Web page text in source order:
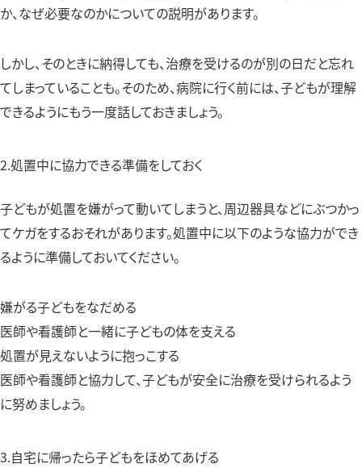
か、なぜ必要なのかについての説明があります。
しかし、そのときに納得しても、治療を受けるのが別の日だと忘れ
てしまっていることも。そのため、病院に行く前には、子どもが理解
できるようにもう一度話しておきましょう。
2.処置中に協力できる準備をしておく
子どもが処置を嫌がって動いてしまうと、周辺器具などにぶつかっ
てケガをするおそれがあります。処置中に以下のような協力ができ
るように準備しておいてください。
嫌がる子どもをなだめる
医師や看護師と一緒に子どもの体を支える
処置が見えないように抱っこする
医師や看護師と協力して、子どもが安全に治療を受けられるよう
に努めましょう。
3.自宅に帰ったら子どもをほめてあげる